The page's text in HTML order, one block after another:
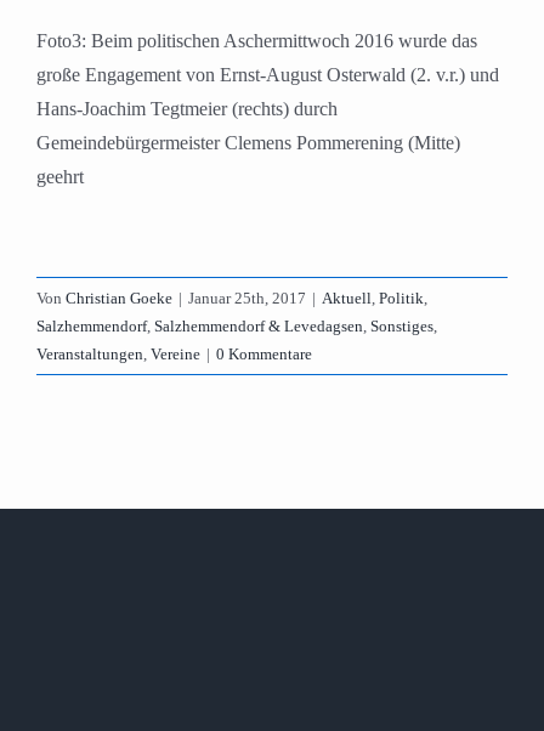
Foto3: Beim politischen Aschermittwoch 2016 wurde das
große Engagement von Ernst-August Osterwald (2. v.r.) und
Hans-Joachim Tegtmeier (rechts) durch
Gemeindebürgermeister Clemens Pommerening (Mitte)
geehrt
Von Christian Goeke | Januar 25th, 2017 | Aktuell, Politik,
Salzhemmendorf, Salzhemmendorf & Levedagsen, Sonstiges,
Veranstaltungen, Vereine | 0 Kommentare